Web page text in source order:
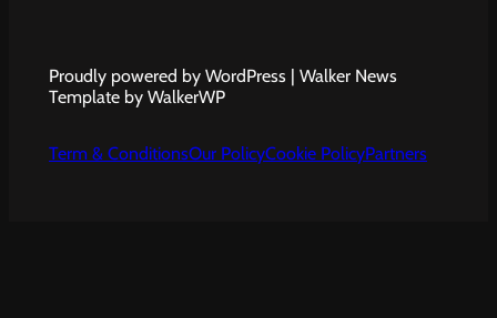
Proudly powered by WordPress | Walker News
Template by WalkerWP
Term & ConditionsOur PolicyCookie PolicyPartners